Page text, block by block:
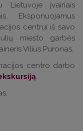
Lietuvoje įvairiais
Eksponuojamus
centrui iš savo
miesto garbės
Vilius Puronas.
centro darbo
.